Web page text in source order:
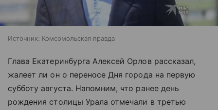
Источник: Комсомольская правда
Глава Екатеринбурга Алексей Орлов рассказал,
жалеет ли он о переносе Дня города на первую
субботу августа. Напомним, что ранее день
рождения столицы Урала отмечали в третью